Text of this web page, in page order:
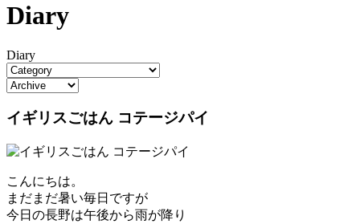
Diary
Diary
イギリスごはん コテージパイ
こんにちは。
まだまだ暑い毎日ですが
今日の長野は午後から雨が降り